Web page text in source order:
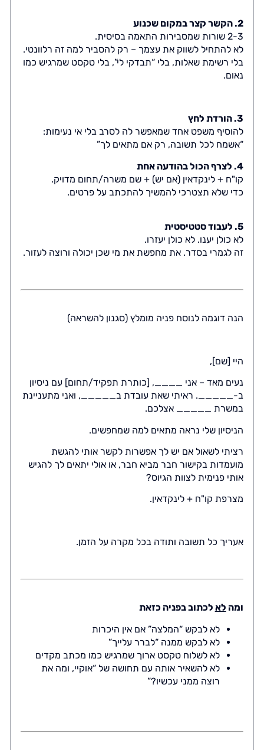
2. הקשר קצר במקום שכנוע
2-3 שורות שמסבירות התאמה בסיסית.
לא להתחיל לשווק את עצמך – רק להסביר למה זה רלוונטי.
בלי רשימת שאלות, בלי “תבדקי לי”, בלי טקסט שמרגיש כמו
נאום.
3. הורדת לחץ
להוסיף משפט אחד שמאפשר לה לסרב בלי אי נעימות:
“אשמח לכל תשובה, רק אם מתאים לך”
4. לצרף הכול בהודעה אחת
קו"ח + לינקדאין (אם יש) + שם משרה/תחום מדויק.
כדי שלא תצטרכי להמשיך להתכתב על פרטים.
5. לעבוד סטטיסטית
לא כולן יענו. לא כולן יעזרו.
זה לגמרי בסדר. את מחפשת את מי שכן יכולה ורוצה לעזור.
הנה דוגמה לנוסח פניה מומלץ (סגנון להשראה)
היי [שם],
נעים מאד – אני ____, [כותרת תפקיד/תחום] עם ניסיון
ב-_____. ראיתי שאת עובדת ב_____, ואני מתעניינת
במשרת _____ אצלכם.
הניסיון שלי נראה מתאים למה שמחפשים.
רציתי לשאול אם יש לך אפשרות לקשר אותי להגשת
מועמדות בקישור חבר מביא חבר, או אולי יתאים לך להגיש
אותי פנימית לצוות הגיוס?
מצרפת קו"ח + לינקדאין.
אעריך כל תשובה ותודה בכל מקרה על הזמן.
ומה לא לכתוב בפניה כזאת
לא לבקש “המלצה” אם אין היכרות
לא לבקש ממנה “לברר עלייך”
לא לשלוח טקסט ארוך שמרגיש כמו מכתב מקדים
לא להשאיר אותה עם תחושה של “אוקיי, ומה את
רוצה ממני עכשיו?”